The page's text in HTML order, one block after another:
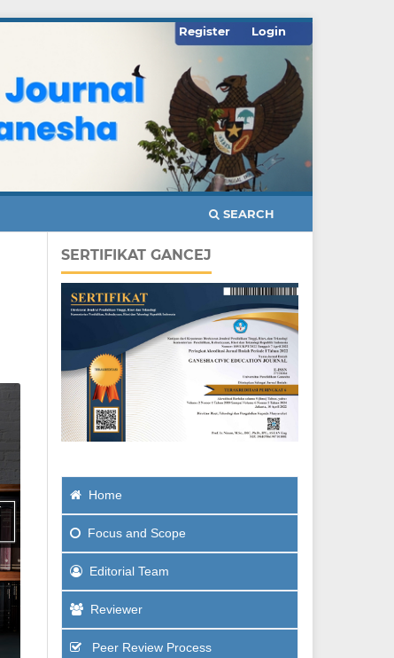
SEARCH
Register Login
SERTIFIKAT GANCEJ
Home
Focus and Scope
Editorial Team
Reviewer
Peer Review Process